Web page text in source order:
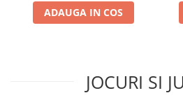
ADAUGA IN COS
JOCURI SI